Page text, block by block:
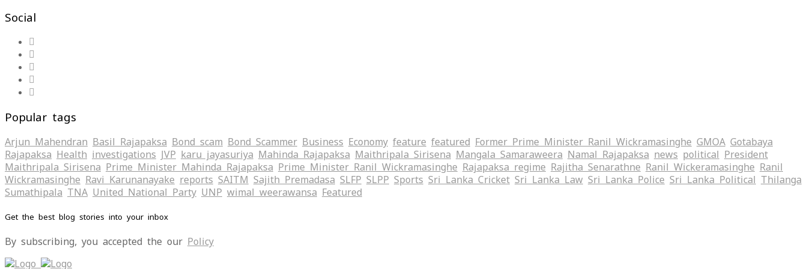
Social
Popular tags
Arjun Mahendran Basil Rajapaksa Bond scam Bond Scammer Business Economy feature featured Former Prime Minister Ranil Wickramasinghe GMOA Gotabaya
Rajapaksa Health investigations JVP karu jayasuriya Mahinda Rajapaksa Maithripala Sirisena Mangala Samaraweera Namal Rajapaksa news political President
Maithripala Sirisena Prime Minister Mahinda Rajapaksa Prime Minister Ranil Wickramasinghe Rajapaksa regime Rajitha Senarathne Ranil Wickeramasinghe Ranil
Wickramasinghe Ravi Karunanayake reports SAITM Sajith Premadasa SLFP SLPP Sports Sri Lanka Cricket Sri Lanka Law Sri Lanka Police Sri Lanka Political Thilanga
Sumathipala TNA United National Party UNP wimal weerawansa ‍Featured
Get the best blog stories into your inbox
By subscribing, you accepted the our Policy